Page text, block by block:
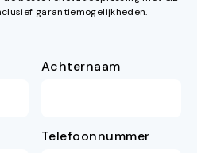
garantiemogelijkheden.
Achternaam
Telefoonnummer